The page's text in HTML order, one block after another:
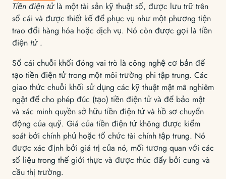
Tiền điện tửlà một tài sản kỹ thuật số, được lưu trữ trên
sổ cái và được thiết kế để phục vụ như một phương tiện
trao đổi hàng hóa hoặc dịch vụ. Nó còn được gọi là tiền
điện tử.
Sổ cái chuỗi khối đóng vai trò là công nghệ cơ bản để
tạo tiền điện tử trong một môi trường phi tập trung. Các
giao thức chuỗi khối sử dụng các kỹ thuật mật mã nghiêm
ngặt để cho phép đúc (tạo) tiền điện tử và để bảo mật
và xác minh quyền sở hữu tiền điện tử và hồ sơ chuyển
động của quỹ. Giá của tiền điện tử không được kiểm
soát bởi chính phủ hoặc tổ chức tài chính tập trung. Nó
được xác định bởi giá trị của nó, mối tương quan với các
số liệu trong thế giới thực và được thúc đẩy bởi cung và
cầu thị trường.